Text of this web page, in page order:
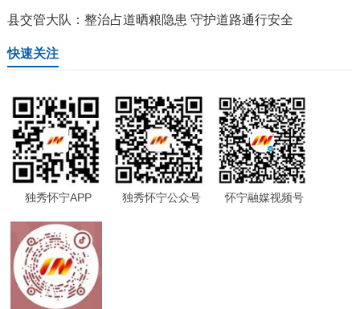
县交管大队：整治占道晒粮隐患 守护道路通行安全
快速关注
独秀怀宁APP 独秀怀宁公众号 怀宁融媒视频号